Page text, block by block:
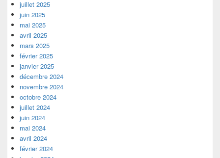
juillet 2025
juin 2025
mai 2025
avril 2025
mars 2025
février 2025
janvier 2025
décembre 2024
novembre 2024
octobre 2024
juillet 2024
juin 2024
mai 2024
avril 2024
février 2024